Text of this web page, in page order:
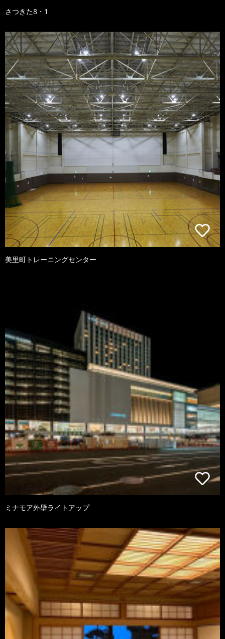
さつきた8・1
美里町トレーニングセンター
ミナモア外壁ライトアップ